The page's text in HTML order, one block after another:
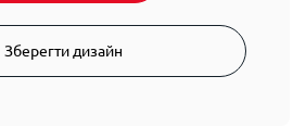
Зберегти дизайн